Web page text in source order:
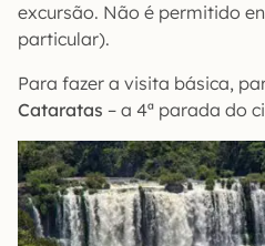
excursão. Não é permitido
particular).
Para fazer a visita básica,
Cataratas – a 4ª parada do